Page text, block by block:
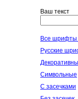
Ваш текст
Все шрифты
Русские
Символьные
С засечками